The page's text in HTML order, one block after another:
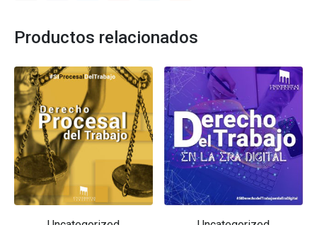
Productos relacionados